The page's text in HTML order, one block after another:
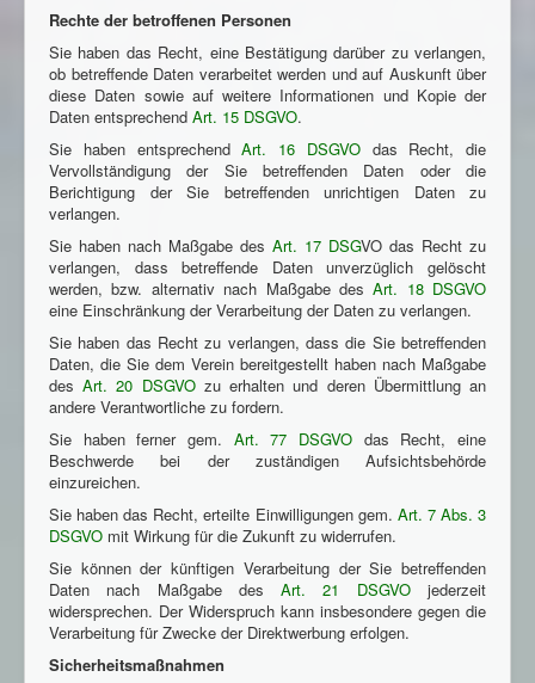
Rechte der betroffenen Personen
Sie haben das Recht, eine Bestätigung darüber zu verlangen,
ob betreffende Daten verarbeitet werden und auf Auskunft über
diese Daten sowie auf weitere Informationen und Kopie der
Daten entsprechend Art. 15 DSGVO.
Sie haben entsprechendArt. 16 DSGVOdas Recht, die
Vervollständigung der Sie betreffenden Daten oder die
Berichtigung der Sie betreffenden unrichtigen Daten zu
verlangen.
Sie haben nach Maßgabe des Art. 17 DSGVO das Recht zu
verlangen, dass betreffende Daten unverzüglich gelöscht
werden, bzw. alternativ nach Maßgabe desArt. 18 DSGVO
eine Einschränkung der Verarbeitung der Daten zu verlangen.
Sie haben das Recht zu verlangen, dass die Sie betreffenden
Daten, die Sie dem Verein bereitgestellt haben nach Maßgabe
desArt. 20 DSGVOzu erhalten und deren Übermittlung an
andere Verantwortliche zu fordern.
Sie haben ferner gem. Art. 77 DSGVO das Recht, eine
Beschwerde bei der zuständigen Aufsichtsbehörde
einzureichen.
Sie haben das Recht, erteilte Einwilligungen gem. Art. 7 Abs. 3
DSGVO mit Wirkung für die Zukunft zu widerrufen.
Sie können der künftigen Verarbeitung der Sie betreffenden
Daten nach Maßgabe desArt. 21 DSGVOjederzeit
widersprechen. Der Widerspruch kann insbesondere gegen die
Verarbeitung für Zwecke der Direktwerbung erfolgen.
Sicherheitsmaßnahmen